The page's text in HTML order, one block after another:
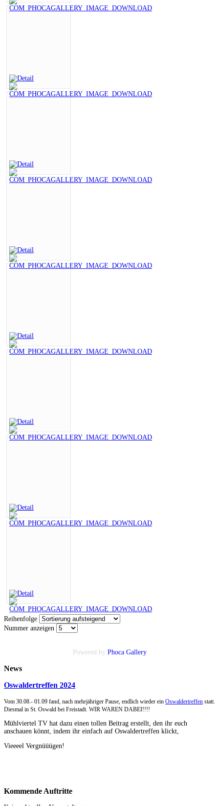
Reihenfolge
Nummer anzeigen
Powered by Phoca Gallery
News
Oswaldertreffen 2024
Vom 30.08.- 01.09 fand, nach mehrjähriger Pause, endlich wieder ein Oswaldertreffen statt.
Diesmal in St. Oswald bei Freistadt. WIR WAREN DABEI!!!!
Mühlviertel TV hat dazu einen tollen Beitrag erstellt, den ihr euch
anschauen könnt, indem ihr einfach auf Oswaldertreffen klickt,
Vieeeel Vergnüüügen!
Kommende Auftritte